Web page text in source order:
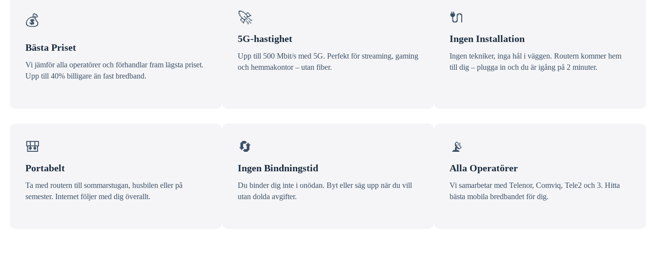
💰
Bästa Priset
Vi jämför alla operatörer och förhandlar fram lägsta priset.
Upp till 40% billigare än fast bredband.
🚀
5G-hastighet
Upp till 500 Mbit/s med 5G. Perfekt för streaming, gaming
och hemmakontor – utan fiber.
🔌
Ingen Installation
Ingen tekniker, inga hål i väggen. Routern kommer hem
till dig – plugga in och du är igång på 2 minuter.
🎒
Portabelt
Ta med routern till sommarstugan, husbilen eller på
semester. Internet följer med dig överallt.
🔄
Ingen Bindningstid
Du binder dig inte i onödan. Byt eller säg upp när du vill
utan dolda avgifter.
📡
Alla Operatörer
Vi samarbetar med Telenor, Comviq, Tele2 och 3. Hitta
bästa mobila bredbandet för dig.